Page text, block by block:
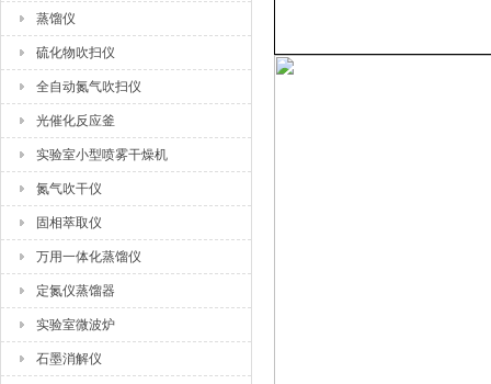
蒸馏仪
硫化物吹扫仪
全自动氮气吹扫仪
光催化反应釜
实验室小型喷雾干燥机
氮气吹干仪
固相萃取仪
万用一体化蒸馏仪
定氮仪蒸馏器
实验室微波炉
石墨消解仪